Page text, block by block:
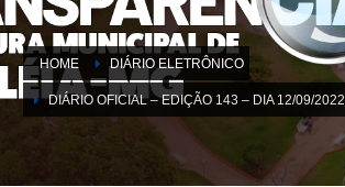
HOME DIÁRIO ELETRÔNICO
DIÁRIO OFICIAL – EDIÇÃO 143 – DIA 12/09/2022